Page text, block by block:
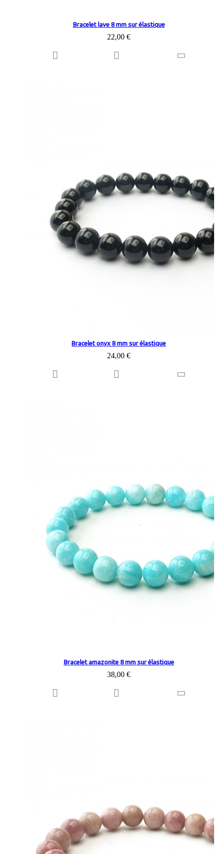
Bracelet lave 8 mm sur élastique
22,00 €
Bracelet onyx 8 mm sur élastique
24,00 €
Bracelet amazonite 8 mm sur élastique
38,00 €